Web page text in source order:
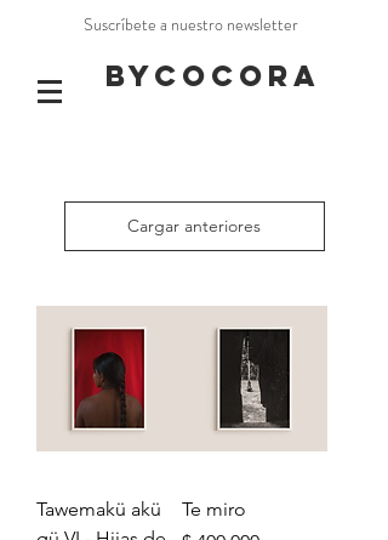
Suscríbete a nuestro newsletter
BYCOCORA
Cargar anteriores
Tawemakü akü
Te miro